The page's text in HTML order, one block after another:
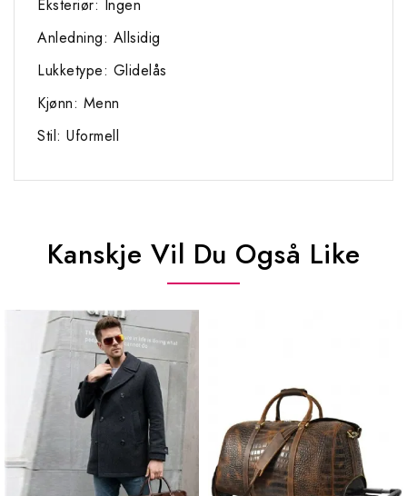
Eksteriør: Ingen
Anledning: Allsidig
Lukketype: Glidelås
Kjønn: Menn
Stil: Uformell
Kanskje Vil Du Også Like